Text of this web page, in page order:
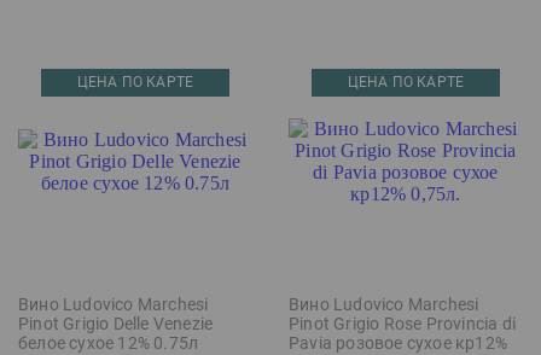
ЦЕНА ПО КАРТЕ
Вино Ludovico Marchesi
Pinot Grigio Delle Venezie
белое сухое 12% 0.75л
ЦЕНА ПО КАРТЕ
Вино Ludovico Marchesi
Pinot Grigio Rose Provincia di
Pavia розовое сухое кр12%